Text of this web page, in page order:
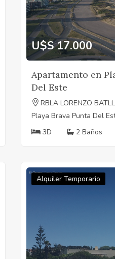
U$S 17.000
Apartamento en
Del Este
RBLA LORENZO
Playa Brava Punta Del
3D
2 Baños
Alquiler Temporario